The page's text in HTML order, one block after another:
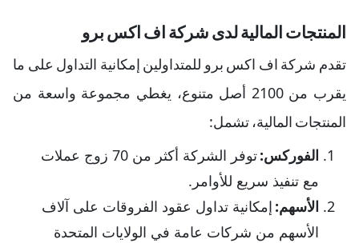
المنتجات المالية لدى شركة اف اكس برو
تقدم شركة اف اكس برو للمتداولين إمكانية التداول على ما
يقرب من 2100 أصل متنوع، يغطي مجموعة واسعة من
المنتجات المالية، تشمل:
الفوركس:
توفر الشركة أكثر من 70 زوج عملات
مع تنفيذ سريع للأوامر.
الأسهم: إمكانية تداول عقود الفروقات على آلاف
الأسهم من شركات عامة في الولايات المتحدة